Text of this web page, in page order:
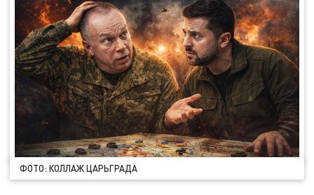
ФОТО: КОЛЛАЖ ЦАРЬГРАДА